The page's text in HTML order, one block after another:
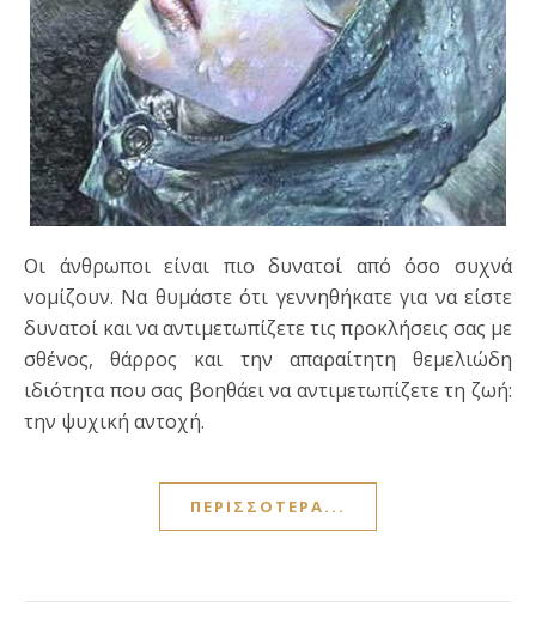
Οι άνθρωποι είναι πιο δυνατοί από όσο συχνά
νομίζουν. Να θυμάστε ότι γεννηθήκατε για να είστε
δυνατοί και να αντιμετωπίζετε τις προκλήσεις σας με
σθένος, θάρρος και την απαραίτητη θεμελιώδη
ιδιότητα που σας βοηθάει να αντιμετωπίζετε τη ζωή:
την ψυχική αντοχή.
ΠΕΡΙΣΣΌΤΕΡΑ...